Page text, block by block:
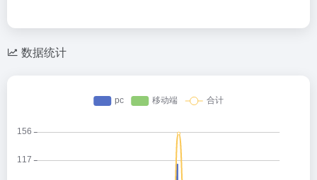
数据统计